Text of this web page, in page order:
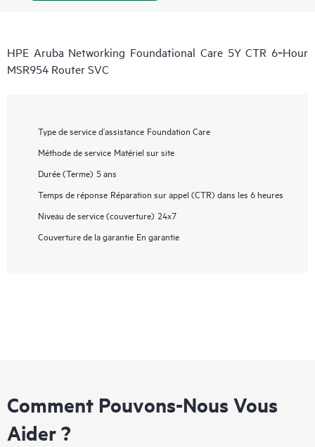
HPE Aruba Networking Foundational Care 5Y CTR 6‑Hour
MSR954 Router SVC
Type de service d’assistance Foundation Care
Méthode de service Matériel sur site
Durée (Terme) 5 ans
Temps de réponse Réparation sur appel (CTR) dans les 6 heures
Niveau de service (couverture) 24x7
Couverture de la garantie En garantie
Comment Pouvons-Nous Vous
Aider ?